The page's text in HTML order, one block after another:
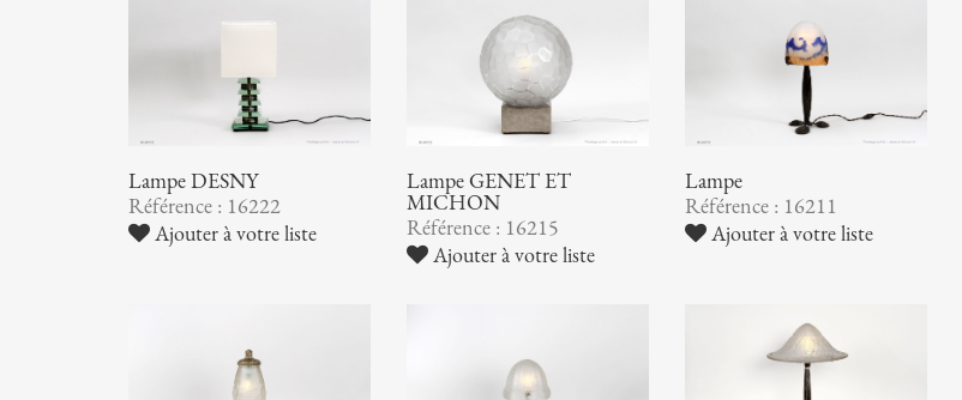
Lampe DESNY
Référence : 16222
Ajouter à votre liste
Lampe GENET ET
MICHON
Référence : 16215
Ajouter à votre liste
Lampe
Référence : 16211
Ajouter à votre liste